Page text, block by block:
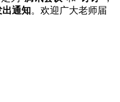
出通知。欢迎广大老师届